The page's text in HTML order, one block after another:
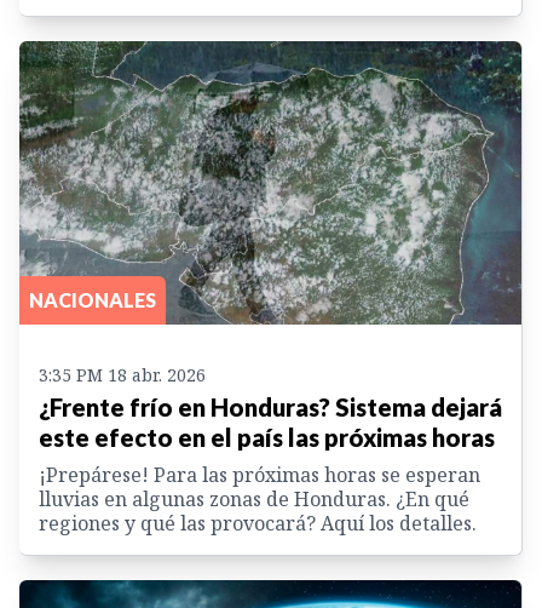
NACIONALES
3:35 PM 18 abr. 2026
¿Frente frío en Honduras? Sistema dejará
este efecto en el país las próximas horas
¡Prepárese! Para las próximas horas se esperan
lluvias en algunas zonas de Honduras. ¿En qué
regiones y qué las provocará? Aquí los detalles.